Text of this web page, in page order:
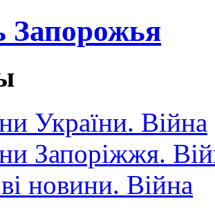
Запорожья
України. Війна
Запоріжжя.
новини. Війна